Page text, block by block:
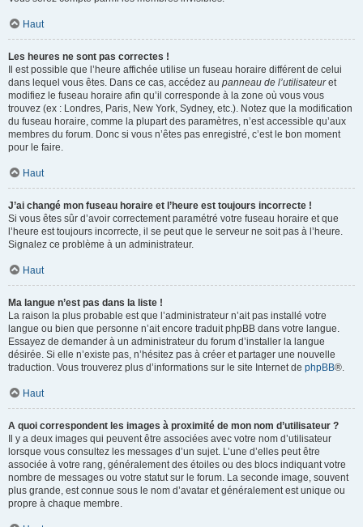
Haut
Les heures ne sont pas correctes !
Il est possible que l’heure affichée utilise un fuseau horaire différent de celui
dans lequel vous êtes. Dans ce cas, accédez au panneau de l’utilisateuret
modifiez le fuseau horaire afin qu’il corresponde à la zone où vous vous
trouvez (ex : Londres, Paris, New York, Sydney, etc.). Notez que la modification
du fuseau horaire, comme la plupart des paramètres, n’est accessible qu’aux
membres du forum. Donc si vous n’êtes pas enregistré, c’est le bon moment
pour le faire.
Haut
J’ai changé mon fuseau horaire et l’heure est toujours incorrecte !
Si vous êtes sûr d’avoir correctement paramétré votre fuseau horaire et que
l’heure est toujours incorrecte, il se peut que le serveur ne soit pas à l’heure.
Signalez ce problème à un administrateur.
Haut
Ma langue n’est pas dans la liste !
La raison la plus probable est que l’administrateur n’ait pas installé votre
langue ou bien que personne n’ait encore traduit phpBB dans votre langue.
Essayez de demander à un administrateur du forum d’installer la langue
désirée. Si elle n’existe pas, n’hésitez pas à créer et partager une nouvelle
traduction. Vous trouverez plus d’informations sur le site Internet de phpBB®.
Haut
A quoi correspondent les images à proximité de mon nom d’utilisateur ?
Il y a deux images qui peuvent être associées avec votre nom d’utilisateur
lorsque vous consultez les messages d’un sujet. L’une d’elles peut être
associée à votre rang, généralement des étoiles ou des blocs indiquant votre
nombre de messages ou votre statut sur le forum. La seconde image, souvent
plus grande, est connue sous le nom d’avatar et généralement est unique ou
propre à chaque membre.